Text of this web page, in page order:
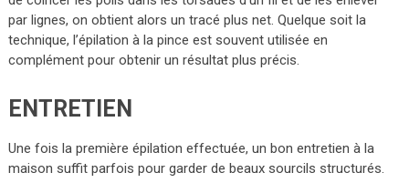
par lignes, on obtient alors un tracé plus net. Quelque soit la
technique, l’épilation à la pince est souvent utilisée en
complément pour obtenir un résultat plus précis.
ENTRETIEN
Une fois la première épilation effectuée, un bon entretien à la
maison suffit parfois pour garder de beaux sourcils structurés.